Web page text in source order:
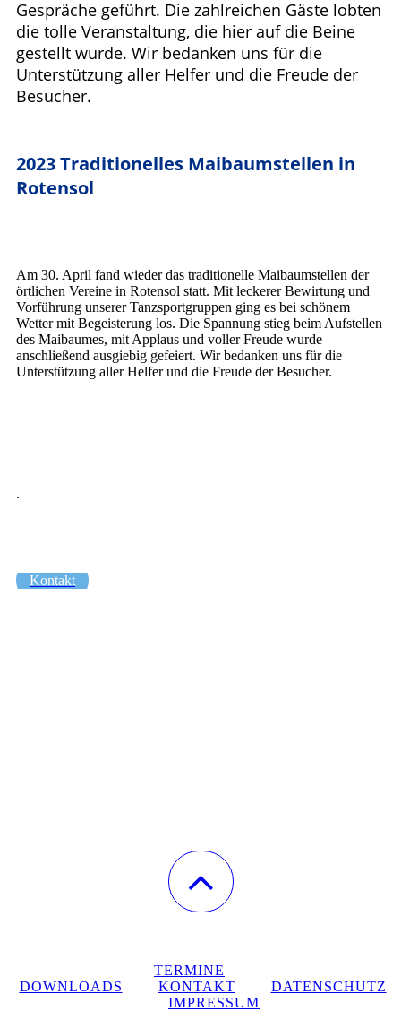
Gespräche geführt. Die zahlreichen Gäste lobten
die tolle Veranstaltung, die hier auf die Beine
gestellt wurde. Wir bedanken uns für die
Unterstützung aller Helfer und die Freude der
Besucher.
2023 Traditionelles Maibaumstellen in
Rotensol
Am 30. April fand wieder das traditionelle Maibaumstellen der
örtlichen Vereine in Rotensol statt. Mit leckerer Bewirtung und
Vorführung unserer Tanzsportgruppen ging es bei schönem
Wetter mit Begeisterung los. Die Spannung stieg beim Aufstellen
des Maibaumes, mit Applaus und voller Freude wurde
anschließend ausgiebig gefeiert. Wir bedanken uns für die
Unterstützung aller Helfer und die Freude der Besucher.
.
Kontakt
TERMINE
DOWNLOADS
KONTAKT
DATENSCHUTZ
IMPRESSUM